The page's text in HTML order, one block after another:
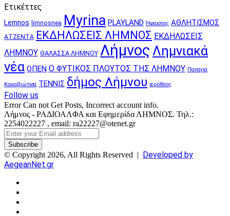
Ετικέττες
Lemnos limnosnea Myrina PLAYLAND Ήφαιστος ΑΘΛΗΤΙΣΜΟΣ
ΑΤΖΕΝΤΑ ΕΚΔΗΛΩΣΕΙΣ ΛΗΜΝΟΣ ΕΚΔΗΛΩΣΕΙΣ
ΛΗΜΝΟΥ ΘΑΛΑΣΣΑ ΛΗΜΝΟΥ Λήμνος Λημνιακά
νέα ΟΠΕΝ Ο ΦΥΤΙΚΟΣ ΠΛΟΥΤΟΣ ΤΗΣ ΛΗΜΝΟΥ Παναγια
Κακαβιώτισα ΤΕΝΝΙΣ δήμος Λήμνου ιερόθεος
Follow us
Error Can not Get Posts, Incorrect account info.
Λήμνος - ΡΑΔΙΟΑΛΦΑ και Εφημερίδα ΛΗΜΝΟΣ. Τηλ.:
2254022227 , email: ra22227@otenet.gr
Enter
your
Email
address
© Copyright 2026, All Rights Reserved | Developed by
AegeanNet.gr